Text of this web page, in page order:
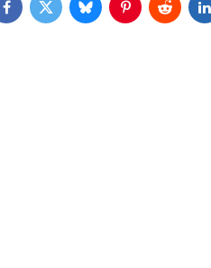
Facebook
TwitterBlueskyPinterest
Reddit